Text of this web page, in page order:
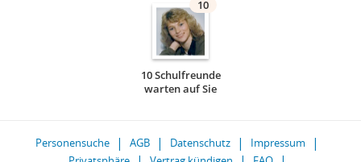
10
10 Schulfreunde
warten auf Sie
Personensuche AGB Datenschutz
Impressum